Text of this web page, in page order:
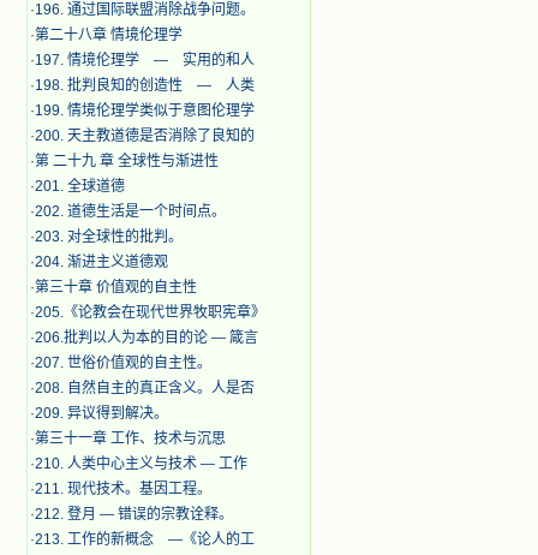
·196. 通过国际联盟消除战争问题。
·第二十八章 情境伦理学
·197. 情境伦理学 — 实用的和人
·198. 批判良知的创造性 — 人类
·199. 情境伦理学类似于意图伦理学
·200. 天主教道德是否消除了良知的
·第 二十九 章 全球性与渐进性
·201. 全球道德
·202. 道德生活是一个时间点。
·203. 对全球性的批判。
·204. 渐进主义道德观
·第三十章 价值观的自主性
·205.《论教会在现代世界牧职宪章》
·206.批判以人为本的目的论 — 箴言
·207. 世俗价值观的自主性。
·208. 自然自主的真正含义。人是否
·209. 异议得到解决。
·第三十一章 工作、技术与沉思
·210. 人类中心主义与技术 — 工作
·211. 现代技术。基因工程。
·212. 登月 — 错误的宗教诠释。
·213. 工作的新概念 —《论人的工